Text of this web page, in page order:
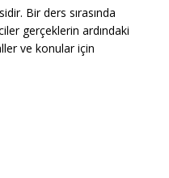
Bir ders sırasında
gerçeklerin ardındaki
ve konular için